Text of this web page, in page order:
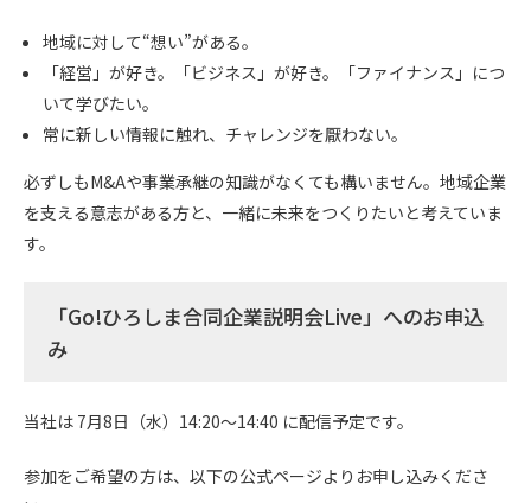
地域に対して“想い”がある。
「経営」が好き。「ビジネス」が好き。「ファイナンス」につ
いて学びたい。
常に新しい情報に触れ、チャレンジを厭わない。
必ずしもM&Aや事業承継の知識がなくても構いません。地域企業
を支える意志がある方と、一緒に未来をつくりたいと考えていま
す。
「Go!ひろしま合同企業説明会Live」へのお申込
み
当社は 7月8日（水）14:20〜14:40 に配信予定です。
参加をご希望の方は、以下の公式ページよりお申し込みくださ